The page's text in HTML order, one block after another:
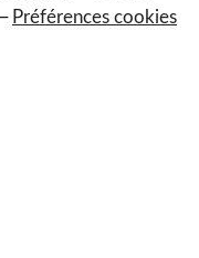
Préférences cookies